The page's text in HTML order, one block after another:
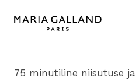
75 minutiline niisutuse ja